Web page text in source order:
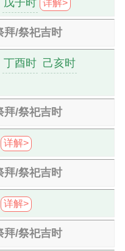
详解>
拜/祭祀吉时
丁酉时 己亥时
拜/祭祀吉时
详解>
拜/祭祀吉时
详解>
拜/祭祀吉时